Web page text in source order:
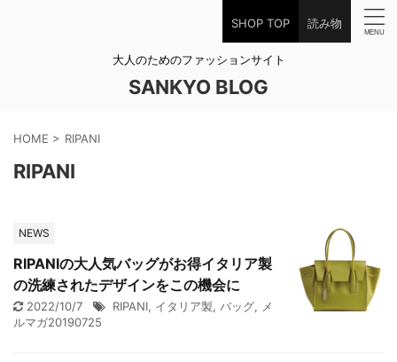
SHOP TOP 読み物
大人のためのファッションサイト
SANKYO BLOG
HOME > RIPANI
RIPANI
NEWS
RIPANIの大人気バッグがお得イタリア製
の洗練されたデザインをこの機会に
2022/10/7 RIPANI, イタリア製, バッグ, メ
ルマガ20190725